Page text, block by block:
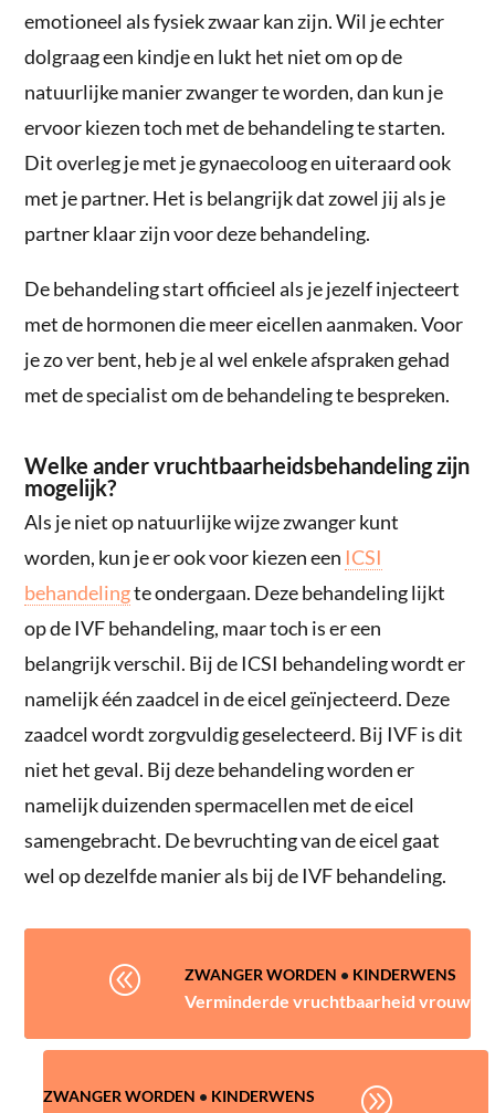
emotioneel als fysiek zwaar kan zijn. Wil je echter
dolgraag een kindje en lukt het niet om op de
natuurlijke manier zwanger te worden, dan kun je
ervoor kiezen toch met de behandeling te starten.
Dit overleg je met je gynaecoloog en uiteraard ook
met je partner. Het is belangrijk dat zowel jij als je
partner klaar zijn voor deze behandeling.
De behandeling start officieel als je jezelf injecteert
met de hormonen die meer eicellen aanmaken. Voor
je zo ver bent, heb je al wel enkele afspraken gehad
met de specialist om de behandeling te bespreken.
Welke ander vruchtbaarheidsbehandeling zijn
mogelijk?
Als je niet op natuurlijke wijze zwanger kunt
worden, kun je er ook voor kiezen een ICSI
behandelingte ondergaan. Deze behandeling lijkt
op de IVF behandeling, maar toch is er een
belangrijk verschil. Bij de ICSI behandeling wordt er
namelijk één zaadcel in de eicel geïnjecteerd. Deze
zaadcel wordt zorgvuldig geselecteerd. Bij IVF is dit
niet het geval. Bij deze behandeling worden er
namelijk duizenden spermacellen met de eicel
samengebracht. De bevruchting van de eicel gaat
wel op dezelfde manier als bij de IVF behandeling.
@ ZWANGER WORDEN • KINDERWENS
Verminderde vruchtbaarheid vrouw
ZWANGER WORDEN • KINDERWENS A